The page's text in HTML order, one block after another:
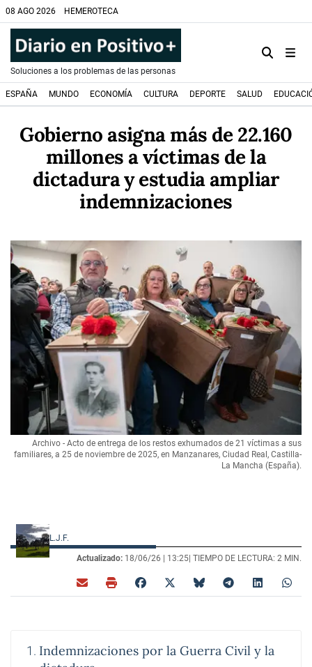
08 AGO 2026 HEMEROTECA
Soluciones a los problemas de las personas
ESPAÑA MUNDO ECONOMÍA CULTURA DEPORTE SALUD
Gobierno asigna más de 22.160
millones a víctimas de la
dictadura y estudia ampliar
indemnizaciones
Archivo - Acto de entrega de los restos exhumados de 21 víctimas a sus
familiares, a 25 de noviembre de 2025, en Manzanares, Ciudad Real, Castilla-
La Mancha (España).
L.J.F.
Actualizado: 18/06/26 | 13:25| TIEMPO DE LECTURA: 2 MIN.
Indemnizaciones por la Guerra Civil y la